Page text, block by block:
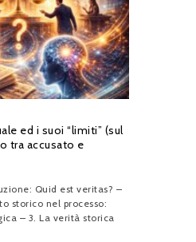
ed i suoi “limiti” (sul
tra accusato e
Quid est veritas? –
storico nel processo:
– 3. La verità storica